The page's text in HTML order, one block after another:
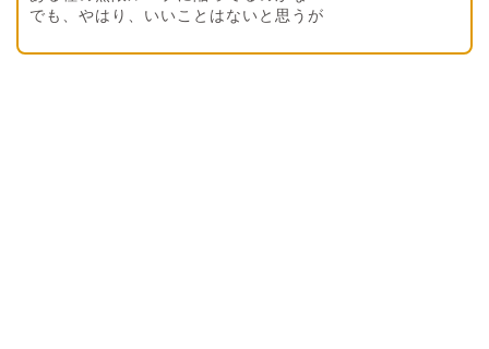
でも、やはり、いいことはないと思うが